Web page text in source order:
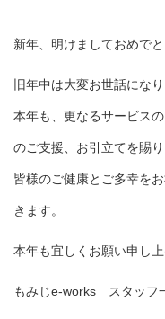
新年、明けましておめでと
旧年中は大変お世話にな
本年も、更なるサービス
のご支援、お引立てを賜
皆様のご健康とご多幸を
きます。
本年も宜しくお願い申し上
もみじe-works スタッフ